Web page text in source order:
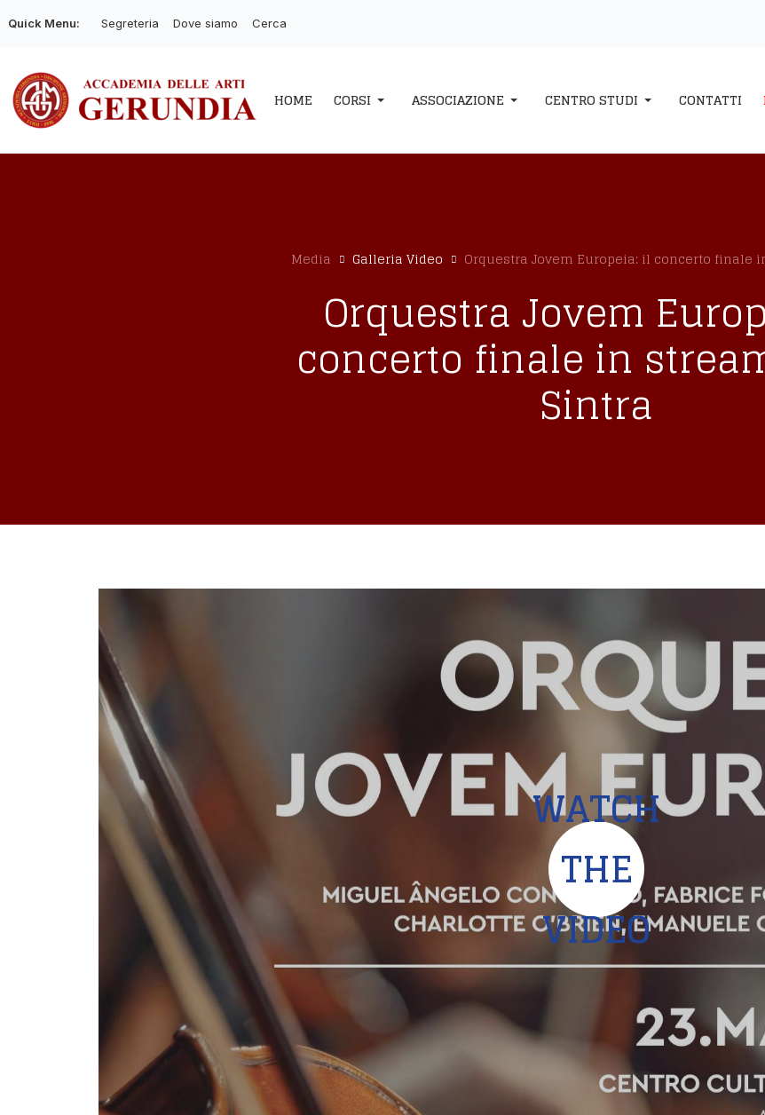
Quick Menu: Segreteria Dove siamo Cerca
HOME CORSI ASSOCIAZIONE CENTRO STUDI CONTATTI
Media Galleria Video Orquestra Jovem Europeia: il concerto finale
Orquestra Jovem
concerto finale in
Sintra
WATCH
THE
VIDEO